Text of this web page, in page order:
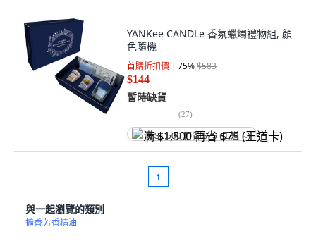
YANKee CANDLe 香氛蠟燭禮物組, 顏
色隨機
首購折扣價 75%$583
$144
暫時缺貨
(27)
满 $1,500 再省 $75 (王道卡)
1
與一起瀏覽的類別
擴香芳香精油